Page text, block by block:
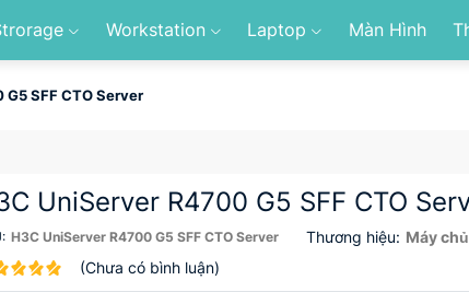
Workstation Laptop Màn Hình
SFF CTO Server
UniServer R4700 G5 SFF CTO
H3C UniServer R4700 G5 SFF CTO Server Thương hiệu: Máy
(Chưa có bình luận)